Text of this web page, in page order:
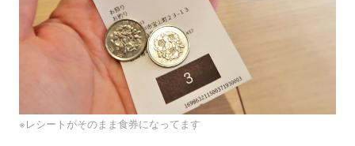
※レシートがそのまま食券になってます